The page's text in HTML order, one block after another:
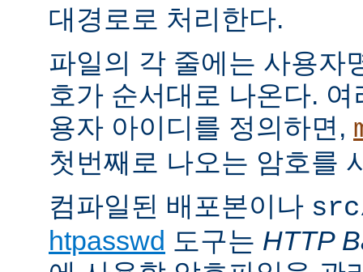
대경로로 처리한다.
파일의 각 줄에는 사용자
호가 순서대로 나온다.
용자 아이디를 정의하면,
첫번째로 나오는 암호를
컴파일된 배포본이나
htpasswd 도구는 HTTP